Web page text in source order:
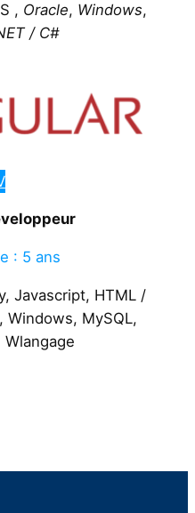
, Oracle, Windows,
/ C#
: 5 ans
Javascript, HTML /
Windows, MySQL,
Wlangage